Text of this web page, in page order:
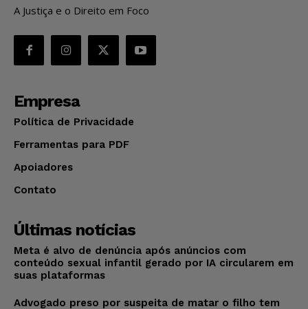
A Justiça e o Direito em Foco
Empresa
Política de Privacidade
Ferramentas para PDF
Apoiadores
Contato
Últimas notícias
Meta é alvo de denúncia após anúncios com
conteúdo sexual infantil gerado por IA circularem em
suas plataformas
Advogado preso por suspeita de matar o filho tem